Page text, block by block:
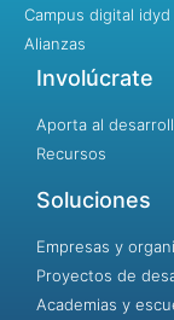
Campus digital idyd
Alianzas
Involúcrate
Aporta al
Recursos
Soluciones
Empresas y
Proyectos de
Academias y